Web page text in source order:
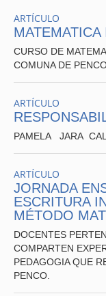
ARTÍCULO
MATEMATICA
CURSO DE
COMUNA DE
ARTÍCULO
PAMELA JARA
ARTÍCULO
JORNADA
ESCRITURA
MÉTODO
DOCENTES
COMPARTEN
PEDAGOGIA QUE
PENCO.